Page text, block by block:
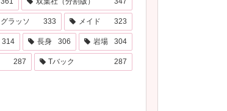
グラッソ 333 メイド 323
314 長身 306 岩場 304
287 Tバック 287